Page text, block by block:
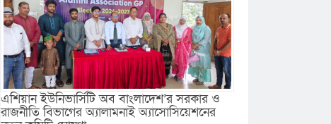
এশিয়ান ইউনিভার্সিটি অব বাংলাদেশ’র সরকার ও
রাজনীতি বিভাগের অ্যালামনাই অ্যাসোসিয়েশনের